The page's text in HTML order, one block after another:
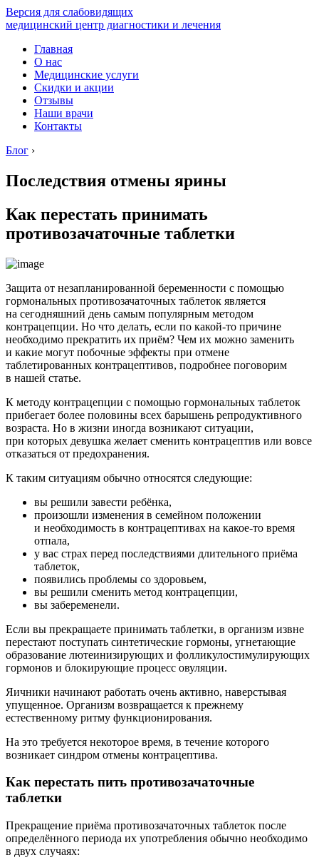
Версия для слабовидящих
медицинский центр диагностики и лечения
Главная
О нас
Медицинские услуги
Скидки и акции
Отзывы
Наши врачи
Контакты
Блог ›
Последствия отмены ярины
Как перестать принимать
противозачаточные таблетки
Защита от незапланированной беременности с помощью
гормональных противозачаточных таблеток является
на сегодняшний день самым популярным методом
контрацепции. Но что делать, если по какой-то причине
необходимо прекратить их приём? Чем их можно заменить
и какие могут побочные эффекты при отмене
таблетированных контрацептивов, подробнее поговорим
в нашей статье.
К методу контрацепции с помощью гормональных таблеток
прибегает более половины всех барышень репродуктивного
возраста. Но в жизни иногда возникают ситуации,
при которых девушка желает сменить контрацептив или вовсе
отказаться от предохранения.
К таким ситуациям обычно относятся следующие:
вы решили завести ребёнка,
произошли изменения в семейном положении
и необходимость в контрацептивах на какое-то время
отпала,
у вас страх перед последствиями длительного приёма
таблеток,
появились проблемы со здоровьем,
вы решили сменить метод контрацепции,
вы забеременели.
Если вы прекращаете принимать таблетки, в организм извне
перестают поступать синтетические гормоны, угнетающие
образование лютеинизирующих и фолликулостимулирующих
гормонов и блокирующие процесс овуляции.
Яичники начинают работать очень активно, наверстывая
упущенное. Организм возвращается к прежнему
естественному ритму функционирования.
На это требуется некоторое время, в течение которого
возникает синдром отмены контрацептива.
Как перестать пить противозачаточные
таблетки
Прекращение приёма противозачаточных таблеток после
определённого периода их употребления обычно необходимо
в двух случаях: